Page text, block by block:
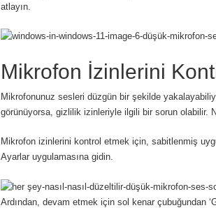
atlayın.
Mikrofon İzinlerini
Mikrofonunuz sesleri düzgün bir şekilde
görünüyorsa, gizlilik izinleriyle ilgili bir sorun olabilir.
Mikrofon izinlerini kontrol etmek için, sabitlenmiş
Ayarlar uygulamasına gidin.
Ardından, devam etmek için sol kenar çubuğundan